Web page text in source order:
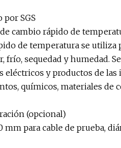
por SGS
cambio rápido de
de temperatura se
frío, sequedad y humedad.
eléctricos y productos de
químicos, materiales de
(opcional)
para cable de prueba,